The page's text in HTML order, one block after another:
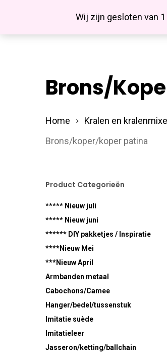
Wij zijn gesloten van
Hit enter to search or ESC to
Facebook
Brons/
Home Kralen en
Brons/koper/koper patina
Product Categorieën
***** Nieuw juli
***** Nieuw juni
****** DIY pakketjes / Inspiratie
****Nieuw Mei
***Nieuw April
Armbanden metaal
Cabochons/Camee
Hanger/bedel/tussenstuk
Imitatie suède
Imitatieleer
Jasseron/ketting/ballchain